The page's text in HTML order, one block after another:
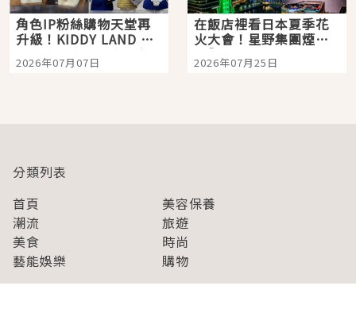
角色IP粉絲購物天堂再
升級！KIDDY LAND 原
宿店吉伊卡哇迎客，新
開幕 OMOKADO 店3分
2026年07月07日
在飯店裡看日本夏季花
火大會！星野集團煙火
景觀飯店6選，讓你不用
人擠人悠閒欣賞
2026年07月25日
分類列表
首頁
美容保養
潮流
旅遊
美食
時尚
藝能娛樂
購物